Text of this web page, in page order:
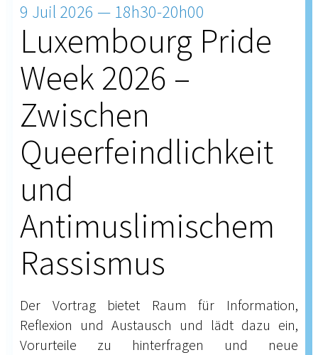
9 Juil 2026 — 18h30-20h00
Luxembourg Pride
Week 2026 –
Zwischen
Queerfeindlichkeit
und
Antimuslimischem
Rassismus
Der Vortrag bietet Raum für Information,
Reflexion und Austausch und lädt dazu ein,
Vorurteile zu hinterfragen und neue